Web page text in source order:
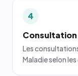
4
Les
Maladie selon